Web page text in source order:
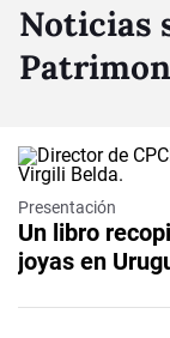
Noticias
Presentación
Un libro
joyas en